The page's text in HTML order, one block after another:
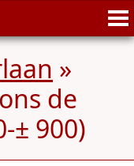
»
de
± 900)